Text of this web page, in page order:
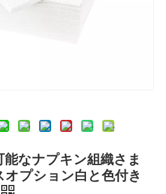
なナプキン組織さま
プション白と色付き